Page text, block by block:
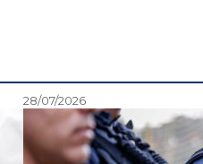
28/07/2026